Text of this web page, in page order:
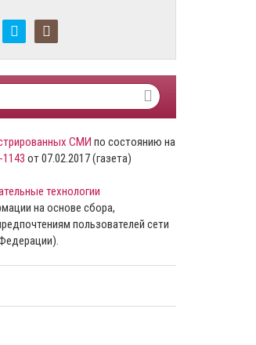
СМИ по состоянию на
от 07.02.2017 (газета)
технологии
на основе сбора,
пользователей сети